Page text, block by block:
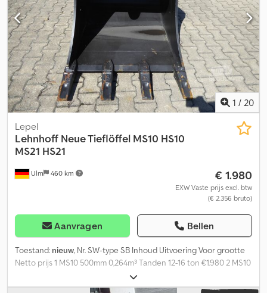
1 / 20
Ulm 460 km
Lepel
Lehnhoff Neue Tieflöffel MS10 HS10
MS21 HS21
€ 1.980
EXW Vaste prijs excl. btw
(€ 2.356 bruto)
Aanvragen Bellen
Toestand: nieuw, Nr. SW-type SB Inhoud Uitvoering Voor grootte
Netto prijs 1 MS10 500mm 0,264m³ Tanden 12-16 ton €1.980 2 MS10
500mm 0,264m³ Tanden 12-16 ton €1.980 3 MS10 600mm 0,37m³
Tanden + mes 12-16 ton €2.180 4 MS10 600mm 0,42m³ Tanden 16-